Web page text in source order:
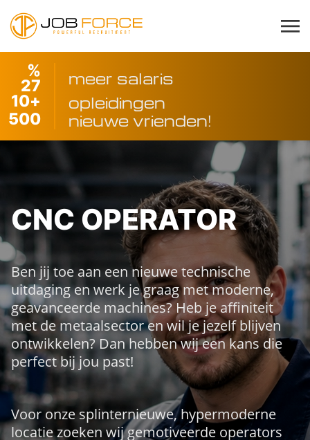
%
27
meer salaris
+
10
opleidingen
500
nieuwe vrienden!
CNC OPERATOR
Ben jij toe aan een nieuwe technische
uitdaging en werk je graag met moderne,
geavanceerde machines? Heb je affiniteit
met de metaalsector en wil je jezelf blijven
ontwikkelen? Dan hebben wij een kans die
perfect bij jou past!
Voor onze splinternieuwe, hypermoderne
locatie zoeken wij gemotiveerde operators